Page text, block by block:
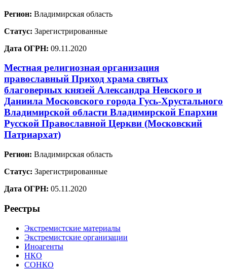
Регион: Владимирская область
Статус: Зарегистрированные
Дата ОГРН: 09.11.2020
Местная религиозная организация
православный Приход храма святых
благоверных князей Александра Невского и
Даниила Московского города Гусь-Хрустального
Владимирской области Владимирской Епархии
Русской Православной Церкви (Московский
Патриархат)
Регион: Владимирская область
Статус: Зарегистрированные
Дата ОГРН: 05.11.2020
Реестры
Экстремистские материалы
Экстремистские организации
Иноагенты
НКО
СОНКО